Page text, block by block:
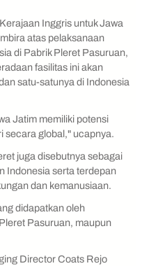
Inggris untuk Jawa
atas pelaksanaan
di Pabrik Pleret Pasuruan,
fasilitas ini akan
satu-satunya di Indonesia
Jatim memiliki potensi
secara global," ucapnya.
juga disebutnya sebagai
Indonesia serta terdepan
dan kemanusiaan.
didapatkan oleh
Pasuruan, maupun
Director Coats Rejo